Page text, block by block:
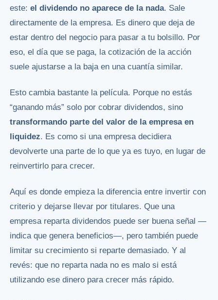
este: el dividendo no aparece de la nada. Sale
directamente de la empresa. Es dinero que deja de
estar dentro del negocio para pasar a tu bolsillo. Por
eso, el día que se paga, la cotización de la acción
suele ajustarse a la baja en una cuantía similar.
Esto cambia bastante la película. Porque no estás
“ganando más” solo por cobrar dividendos, sino
transformando parte del valor de la empresa en
liquidez. Es como si una empresa decidiera
devolverte una parte de lo que ya es tuyo, en lugar de
reinvertirlo para crecer.
Aquí es donde empieza la diferencia entre invertir con
criterio y dejarse llevar por titulares. Que una
empresa reparta dividendos puede ser buena señal —
indica que genera beneficios—, pero también puede
limitar su crecimiento si reparte demasiado. Y al
revés: que no reparta nada no es malo si está
utilizando ese dinero para crecer más rápido.